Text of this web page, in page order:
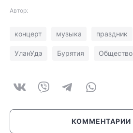
Автор:
концерт музыка праздник
УланУдэ Бурятия Общество
КОММЕНТАРИИ